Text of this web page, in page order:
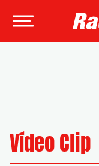
Vídeo Clip